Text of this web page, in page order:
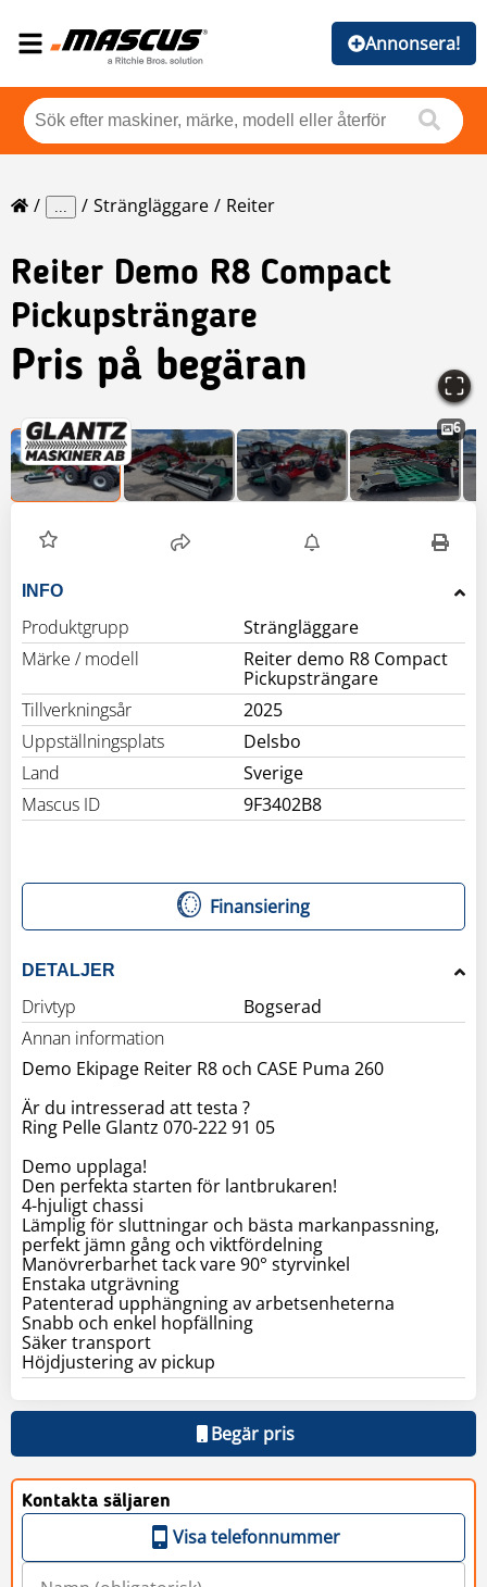
Annonsera!
... Strängläggare Reiter
Reiter Demo R8 Compact
Pickupsträngare
Pris på begäran
6
INFO
Produktgrupp
Strängläggare
Märke / modell
Reiter demo R8 Compact
Pickupsträngare
Tillverkningsår
2025
Uppställningsplats
Delsbo
Land
Sverige
Mascus ID
9F3402B8
Finansiering
DETALJER
Drivtyp
Bogserad
Annan information
Demo Ekipage Reiter R8 och CASE Puma 260
Är du intresserad att testa ?
Ring Pelle Glantz 070-222 91 05
Demo upplaga!
Den perfekta starten för lantbrukaren!
4-hjuligt chassi
Lämplig för sluttningar och bästa markanpassning,
perfekt jämn gång och viktfördelning
Manövrerbarhet tack vare 90° styrvinkel
Enstaka utgrävning
Patenterad upphängning av arbetsenheterna
Snabb och enkel hopfällning
Säker transport
Höjdjustering av pickup
Begär pris
Kontakta säljaren
Visa telefonnummer